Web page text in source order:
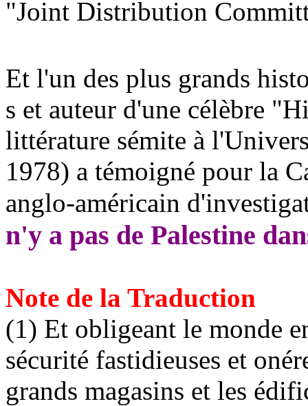
"Joint Distribution
Et l'un des plus grands
s et auteur d'une célèbre
littérature sémite à
1978) a témoigné pour la
anglo-américain
n'y a pas de Palestine
Note de la Traduction
(1) Et obligeant le monde
sécurité fastidieuses et
grands magasins et les